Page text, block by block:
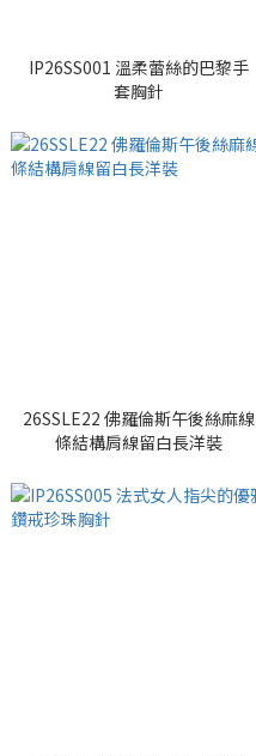
IP26SS001 溫柔蕾絲的巴黎手
套胸針
26SSLE22 佛羅倫斯午後絲麻線
條結構肩線留白長洋裝